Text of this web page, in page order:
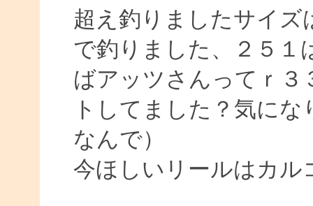
超え釣りましたサイ
で釣りました、２５１
ばアッツさんってｒ
トしてました？気に
なんで）
今ほしいリールはカル